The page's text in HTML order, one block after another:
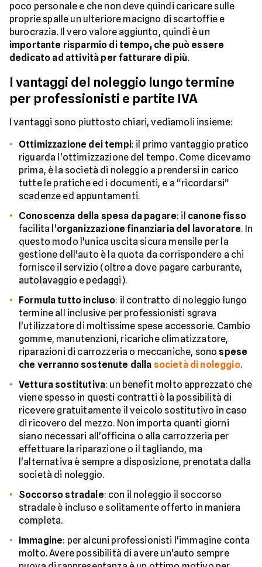
poco personale e che non deve quindi caricare sulle
proprie spalle un ulteriore macigno di scartoffie e
burocrazia. Il vero valore aggiunto, quindi è un
importante risparmio di tempo, che può essere
dedicato ad attività per fatturare di più.
I vantaggi del noleggio lungo termine
per professionisti e partite IVA
I vantaggi sono piuttosto chiari, vediamoli insieme:
Ottimizzazione dei tempi: il primo vantaggio pratico
riguarda l'ottimizzazione del tempo. Come dicevamo
prima, è la società di noleggio a prendersi in carico
tutte le pratiche ed i documenti, e a "ricordarsi"
scadenze ed appuntamenti.
Conoscenza della spesa da pagare: il canone fisso
facilita l'organizzazione finanziaria del lavoratore. In
questo modo l'unica uscita sicura mensile per la
gestione dell'auto è la quota da corrispondere a chi
fornisce il servizio (oltre a dove pagare carburante,
autolavaggio e pedaggi).
Formula tutto incluso: il contratto di noleggio lungo
termine all inclusive per professionisti sgrava
l'utilizzatore di moltissime spese accessorie. Cambio
gomme, manutenzioni, ricariche climatizzatore,
riparazioni di carrozzeria o meccaniche, sono spese
che verranno sostenute dalla società di noleggio.
Vettura sostitutiva: un benefit molto apprezzato che
viene spesso in questi contratti è la possibilità di
ricevere gratuitamente il veicolo sostitutivo in caso
di ricovero del mezzo. Non importa quanti giorni
siano necessari all'officina o alla carrozzeria per
effettuare la riparazione o il tagliando, ma
l'alternativa è sempre a disposizione, prenotata dalla
società di noleggio.
Soccorso stradale: con il noleggio il soccorso
stradale è incluso e solitamente offerto in maniera
completa.
Immagine: per alcuni professionisti l'immagine conta
molto. Avere possibilità di avere un'auto sempre